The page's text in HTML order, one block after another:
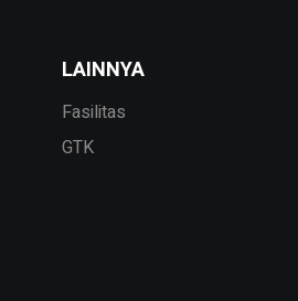
LAINNYA
Fasilitas
GTK